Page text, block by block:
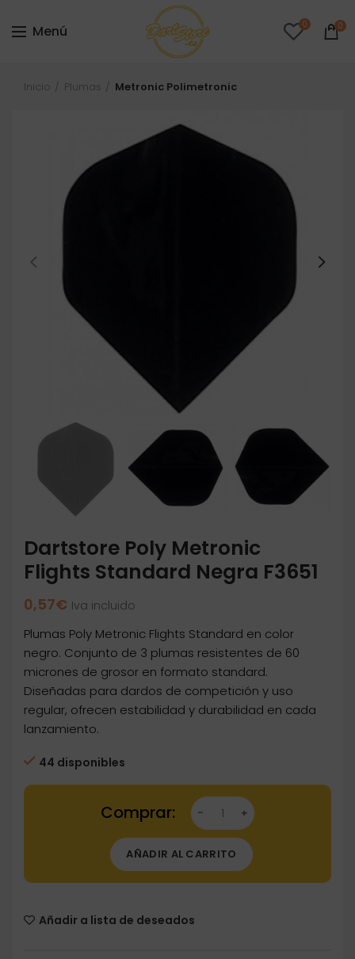
Menú 0 0
Inicio Plumas Metronic Polimetronic
Dartstore Poly Metronic
Flights Standard Negra F3651
0,57€ Iva incluido
Plumas Poly Metronic Flights Standard en color
negro. Conjunto de 3 plumas resistentes de 60
micrones de grosor en formato standard.
Diseñadas para dardos de competición y uso
regular, ofrecen estabilidad y durabilidad en cada
lanzamiento.
44 disponibles
Dartstore Poly Metronic Flights Standard
AÑADIR AL CARRITO
Añadir a lista de deseados